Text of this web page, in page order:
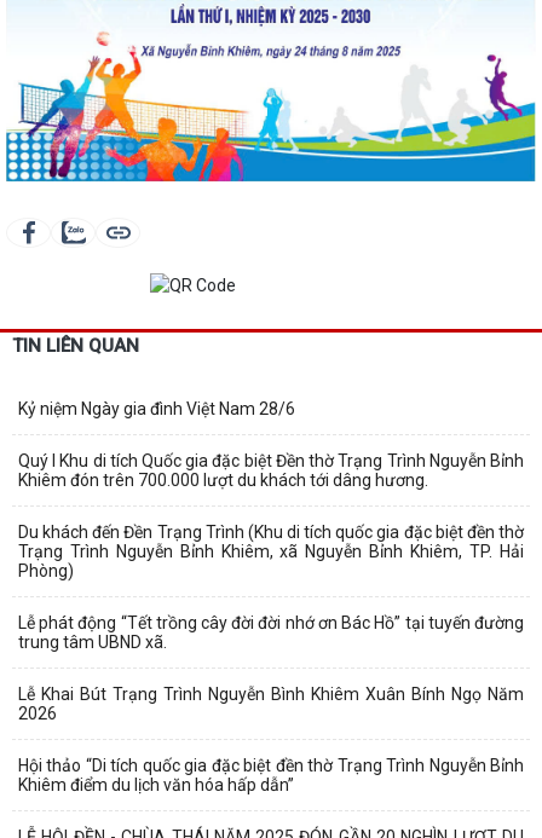
TIN LIÊN QUAN
Kỷ niệm Ngày gia đình Việt Nam 28/6
Quý I Khu di tích Quốc gia đặc biệt Đền thờ Trạng Trình Nguyễn Bỉnh
Khiêm đón trên 700.000 lượt du khách tới dâng hương.
Du khách đến Đền Trạng Trình (Khu di tích quốc gia đặc biệt đền thờ
Trạng Trình Nguyễn Bỉnh Khiêm, xã Nguyễn Bỉnh Khiêm, TP. Hải
Phòng)
Lễ phát động “Tết trồng cây đời đời nhớ ơn Bác Hồ” tại tuyến đường
trung tâm UBND xã.
Lễ Khai Bút Trạng Trình Nguyễn Bình Khiêm Xuân Bính Ngọ Năm
2026
Hội thảo “Di tích quốc gia đặc biệt đền thờ Trạng Trình Nguyễn Bỉnh
Khiêm điểm du lịch văn hóa hấp dẫn”